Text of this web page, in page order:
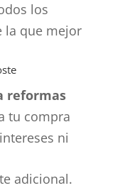
los
la que mejor
reformas
tu compra
ni
adicional.